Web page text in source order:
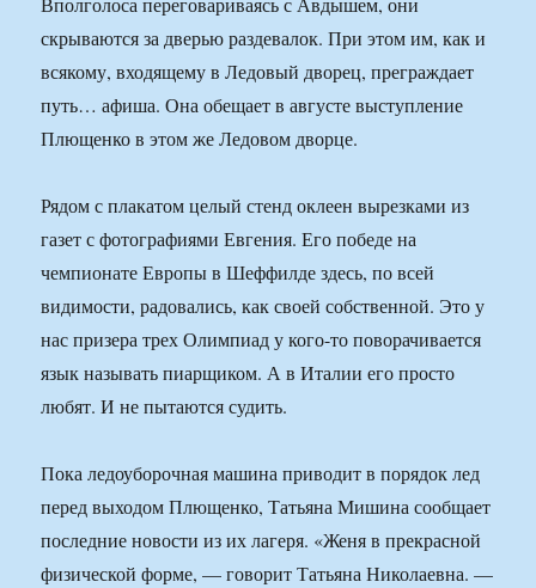
скрываются за дверью раздевалок. При этом им, как и
всякому, входящему в Ледовый дворец, преграждает
путь… афиша. Она обещает в августе выступление
Плющенко в этом же Ледовом дворце.
Рядом с плакатом целый стенд оклеен вырезками из
газет с фотографиями Евгения. Его победе на
чемпионате Европы в Шеффилде здесь, по всей
видимости, радовались, как своей собственной. Это у
нас призера трех Олимпиад у кого-то поворачивается
язык называть пиарщиком. А в Италии его просто
любят. И не пытаются судить.
Пока ледоуборочная машина приводит в порядок лед
перед выходом Плющенко, Татьяна Мишина сообщает
последние новости из их лагеря. «Женя в прекрасной
физической форме, — говорит Татьяна Николаевна. —